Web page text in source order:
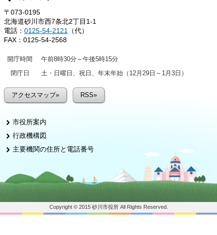
〒073-0195
北海道砂川市西7条北2丁目1-1
電話： 0125-54-2121
（代）
FAX：0125-54-2568
開庁時間
午前8時30分～午後5時15分
閉庁日
土・日曜日、祝日、年末年始（12月29日～1月3日）
アクセスマップ» RSS»
市役所案内
行政機構図
主要機関の住所と電話番号
Copyright © 2015 砂川市役所 All Rights Reserved.